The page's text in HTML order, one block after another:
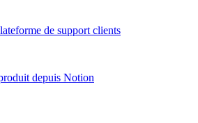
de support clients
depuis Notion